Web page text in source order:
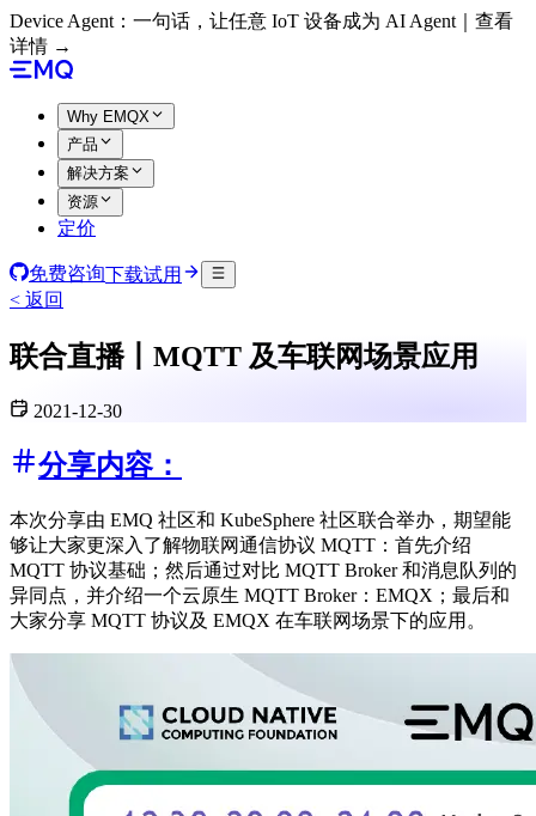
Device Agent：一句话，让任意 IoT 设备成为 AI Agent｜查看
详情 →
Why EMQX
产品
解决方案
资源
定价
免费咨询下载试用
< 返回
联合直播丨MQTT 及车联网场景应用
2021-12-30
分享内容：
本次分享由 EMQ 社区和 KubeSphere 社区联合举办，期望能
够让⼤家更深⼊了解物联⽹通信协议 MQTT：⾸先介绍
MQTT 协议基础；然后通过对⽐ MQTT Broker 和消息队列的
异同点，并介绍一个云原生 MQTT Broker：EMQX；最后和
⼤家分享 MQTT 协议及 EMQX 在⻋联⽹场景下的应⽤。